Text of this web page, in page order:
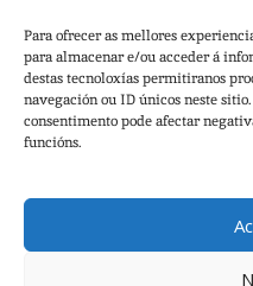
Para ofrecer as mellores
para almacenar e/ou acceder á
destas tecnoloxías permitiranos
navegación ou ID únicos neste
consentimento pode afectar
funcións.
© Copyright 2026
Concello de Pontevedra –